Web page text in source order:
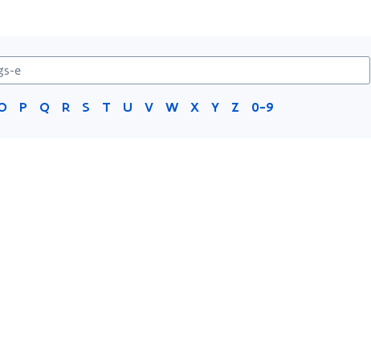
P Q R S T U V W X Y Z 0-9